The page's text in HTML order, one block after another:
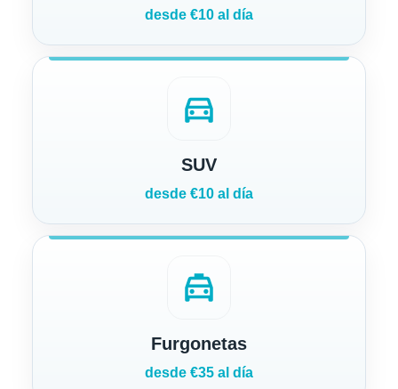
desde €10 al día
directions_car
SUV
desde €10 al día
local_taxi
Furgonetas
desde €35 al día